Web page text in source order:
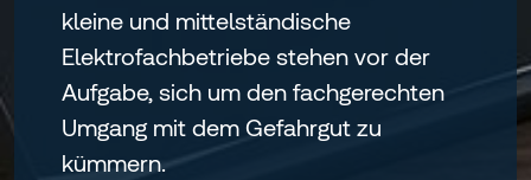
kleine und mittelständische
Elektrofachbetriebe stehen vor der
Aufgabe, sich um den fachgerechten
Umgang mit dem Gefahrgut zu
kümmern.